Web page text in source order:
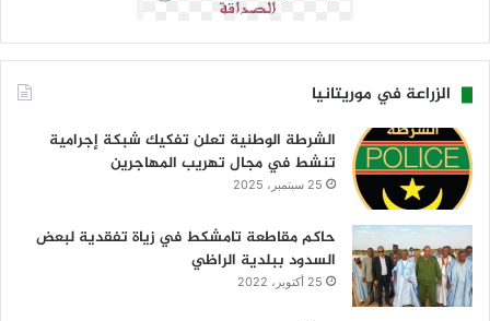
الزراعة في موريتانيا
الشرطة الوطنية تعلن تفكيك شبكة إجرامية
تنشط في مجال تهريب المهاجرين
25 سبتمبر، 2025
حاكم مقاطعة تامشكط في زياة تفقدية لبعض
السدود ببلدية الراظي
25 أكتوبر، 2022